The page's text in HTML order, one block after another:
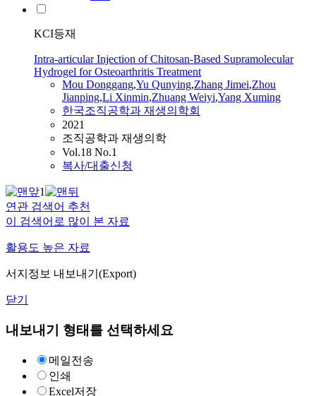
KCI등재
Intra-articular Injection of Chitosan-Based Supramolecular
Hydrogel for Osteoarthritis Treatment
Mou Donggang,Yu Qunying,Zhang Jimei,Zhou
Jianping,Li Xinmin,Zhuang Weiyi,Yang Xuming
한국조직공학과 재생의학회
2021
조직공학과 재생의학
Vol.18 No.1
복사/대출신청
1
연관 검색어 추천
이 검색어로 많이 본 자료
활용도 높은 자료
서지정보 내보내기(Export)
닫기
내보내기 형태를 선택하세요
메일전송
인쇄
Excel저장